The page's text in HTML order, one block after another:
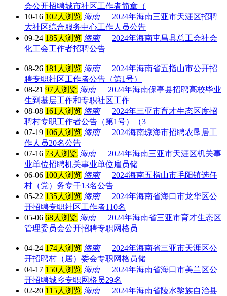
会公开招聘城市社区工作者简章（
10-16 102人浏览 海南|
2024年海南三亚市天涯区招聘
大社区综合服务中心工作人员公告
09-24 185人浏览 海南|
2024年海南屯昌县总工会社会
化工会工作者招聘公告
08-26 181人浏览 海南|
2024年海南省五指山市公开招
聘专职社区工作者公告（第1号）
08-21 97人浏览 海南|
2024年海南保亭县招聘高校毕业
生到基层工作和专职社区工作
08-08 161人浏览 海南|
2024年三亚市育才生态区度招
聘村专职工作者公告（第1号）（3
07-19 106人浏览 海南|
2024海南琼海市招聘农垦居工
作人员20名公告
07-16 73人浏览 海南|
2024年海南三亚市天涯区机关事
业单位招聘机关事业单位雇员储
06-06 100人浏览 海南|
2024海南五指山市毛阳镇选任
村（党）务专干13名公告
05-22 135人浏览 海南|
2024年海南省海口市龙华区公
开招聘专职社区工作者110名
05-06 68人浏览 海南|
2024年海南省三亚市育才生态区
管理委员会公开招聘专职网格员
04-24 174人浏览 海南|
2024年海南省三亚市天涯区公
开招聘村（居）委会专职网格员储
04-17 150人浏览 海南|
2024年海南省海口市美兰区公
开招聘城乡专职网格员29名
02-20 115人浏览 海南|
2024年海南省陵水黎族自治县